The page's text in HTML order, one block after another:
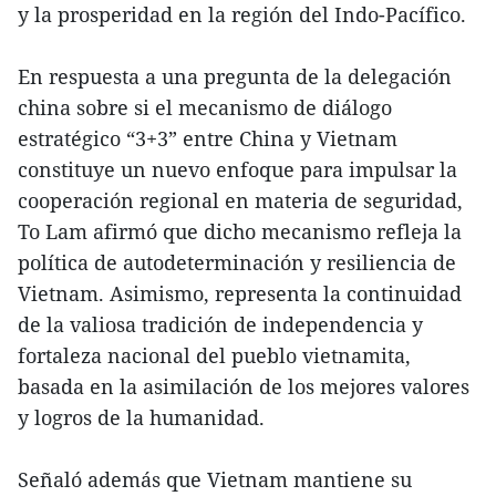
y la prosperidad en la región del Indo-Pacífico.
En respuesta a una pregunta de la delegación
china sobre si el mecanismo de diálogo
estratégico “3+3” entre China y Vietnam
constituye un nuevo enfoque para impulsar la
cooperación regional en materia de seguridad,
To Lam afirmó que dicho mecanismo refleja la
política de autodeterminación y resiliencia de
Vietnam. Asimismo, representa la continuidad
de la valiosa tradición de independencia y
fortaleza nacional del pueblo vietnamita,
basada en la asimilación de los mejores valores
y logros de la humanidad.
Señaló además que Vietnam mantiene su